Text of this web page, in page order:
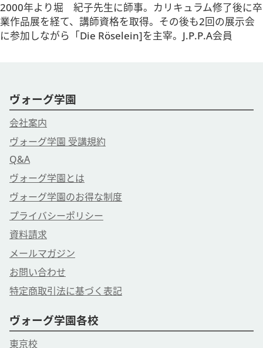
2000年より堀 紀子先生に師事。カリキュラム修了後に卒
業作品展を経て、講師資格を取得。その後も2回の展示会
に参加しながら「Die Röselein]を主宰。J.P.P.A会員
ヴォーグ学園
会社案内
ヴォーグ学園 受講規約
Q&A
ヴォーグ学園とは
ヴォーグ学園のお得な制度
プライバシーポリシー
資料請求
メールマガジン
お問い合わせ
特定商取引法に基づく表記
ヴォーグ学園各校
東京校